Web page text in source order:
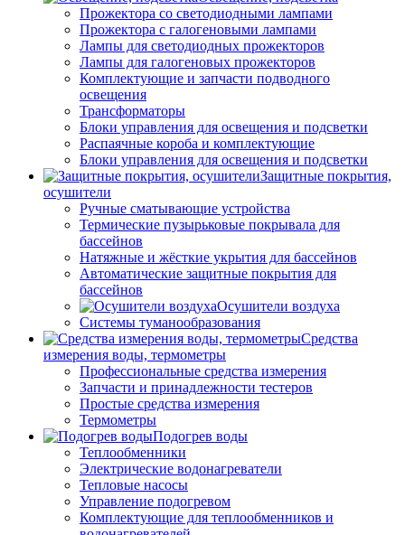
Прожектора со светодиодными лампами
Прожектора с галогеновыми лампами
Лампы для светодиодных прожекторов
Лампы для галогеновых прожекторов
Комплектующие и запчасти подводного
освещения
Трансформаторы
Блоки управления для освещения и подсветки
Распаячные короба и комплектующие
Блоки управления для освещения и подсветки
Защитные покрытия,
осушители
Ручные сматывающие устройства
Термические пузырьковые покрывала для
бассейнов
Натяжные и жёсткие укрытия для бассейнов
Автоматические защитные покрытия для
бассейнов
Осушители воздуха
Системы туманообразования
Средства
измерения воды, термометры
Профессиональные средства измерения
Запчасти и принадлежности тестеров
Простые средства измерения
Термометры
Подогрев воды
Теплообменники
Электрические водонагреватели
Тепловые насосы
Управление подогревом
Комплектующие для теплообменников и